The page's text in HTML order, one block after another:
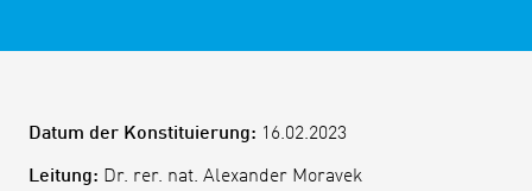
Datum der Konstituierung: 16.02.2023
Leitung: Dr. rer. nat. Alexander Moravek